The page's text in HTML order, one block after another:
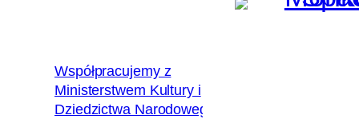
Współpracujemy z
Ministerstwem Kultury i
Dziedzictwa Narodowego